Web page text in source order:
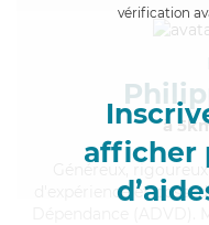
vérification
afficher
à
,
d'expérience et